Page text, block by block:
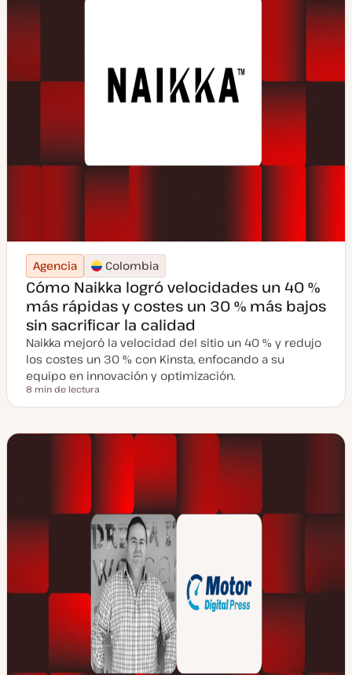
Agencia Colombia
Cómo Naikka logró velocidades un 40 %
más rápidas y costes un 30 % más bajos
sin sacrificar la calidad
Naikka mejoró la velocidad del sitio un 40 % y redujo
los costes un 30 % con Kinsta, enfocando a su
equipo en innovación y optimización.
Tiempo de lectura
8 min de lectura